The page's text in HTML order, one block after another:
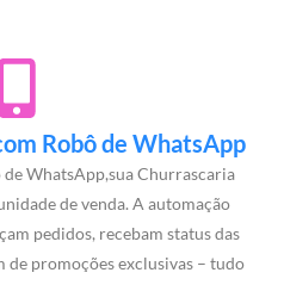
Robô de WhatsApp
WhatsApp,sua Churrascaria
de venda. A automação
pedidos, recebam status das
de promoções exclusivas – tudo